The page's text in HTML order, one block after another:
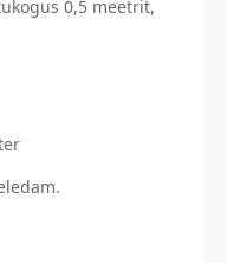
0,5 meetrit,